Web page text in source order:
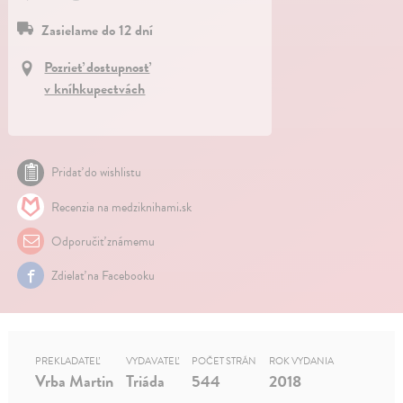
Zasielame do 12 dní
Pozrieť dostupnosť
v kníhkupectvách
Pridať do wishlistu
Recenzia na medziknihami.sk
Odporučiť známemu
Zdielať na Facebooku
PREKLADATEĽ
Vrba Martin
VYDAVATEĽ
Triáda
POČET STRÁN
544
ROK VYDANIA
2018